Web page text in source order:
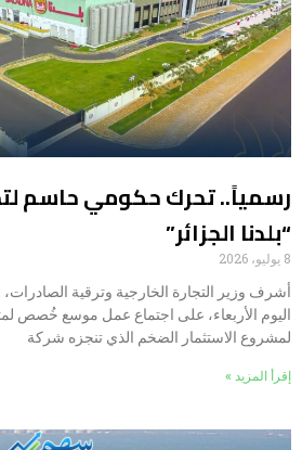
رسمياً.. تحرك حكومي حاسم
“بلدنا الجزائر”
8 يوليو، 2026
أشرف وزير التجارة الخارجية وترقية
اليوم الأربعاء، على اجتماع عمل موسع خُصص
لمشروع الاستثمار الضخم الذي تنجزه شركة
إقرأ المزيد »